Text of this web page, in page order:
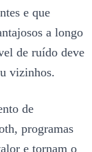
e que
a longo
de ruído deve
vizinhos.
de
programas
e tornam o